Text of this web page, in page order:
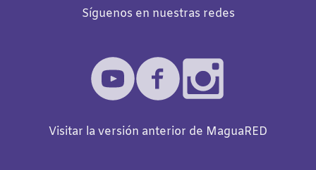
Síguenos en nuestras redes
Visitar la versión anterior de MaguaRED